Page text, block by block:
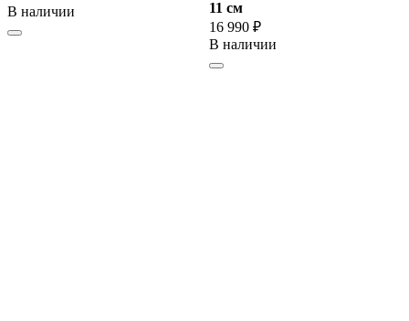
В наличии
11 cм
16 990 ₽
В наличии